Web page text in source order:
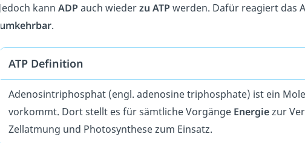
Jedoch kann ADP auch wiederzu ATP werden. Dafür reagiert das
umkehrbar.
ATP Definition
Adenosintriphosphat (engl. adenosine triphosphate) ist ein
vorkommt. Dort stellt es für sämtliche Vorgänge Energiezur
Zellatmung und Photosynthese zum Einsatz.